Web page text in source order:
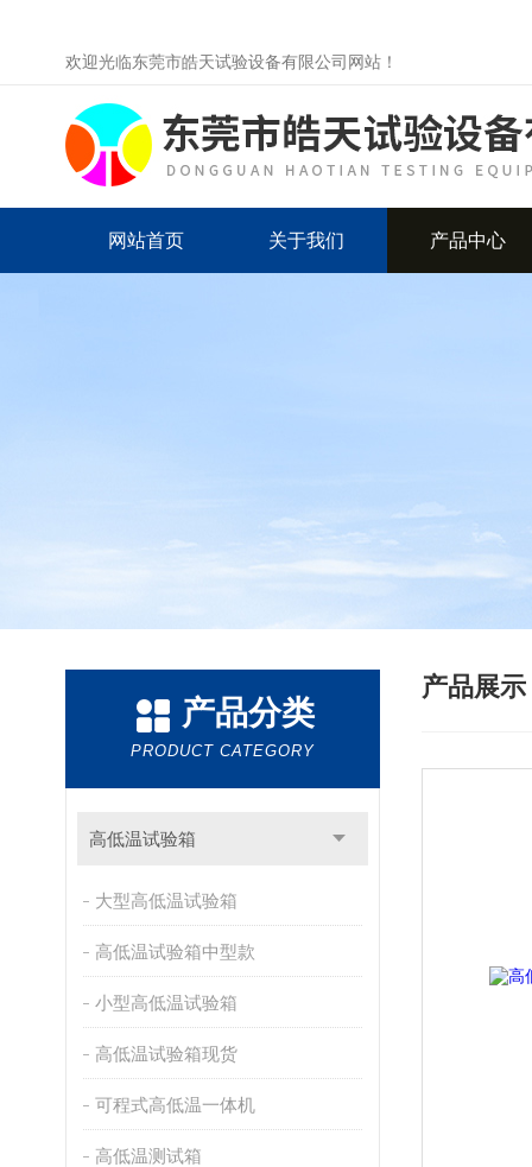
欢迎光临东莞市皓天试验设备有限公司网站！
网站首页 关于我们 产品中心
产品分类
PRODUCT CATEGORY
高低温试验箱
大型高低温试验箱
高低温试验箱中型款
小型高低温试验箱
高低温试验箱现货
可程式高低温一体机
高低温测试箱
产品展示